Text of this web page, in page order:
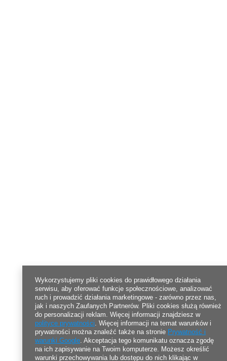
Wykorzystujemy pliki cookies do prawidłowego działania
serwisu, aby oferować funkcje społecznościowe, analizować
ruch i prowadzić działania marketingowe - zarówno przez nas,
jak i naszych Zaufanych Partnerów. Pliki cookies służą również
do personalizacji reklam. Więcej informacji znajdziesz w
polityce prywatności. Więcej informacji na temat warunków i
prywatności można znaleźć także na stronie Prywatność i
warunki Google. Akceptacja tego komunikatu oznacza zgodę
na ich zapisywanie na Twoim komputerze. Możesz określić
warunki przechowywania lub dostępu do nich klikając w